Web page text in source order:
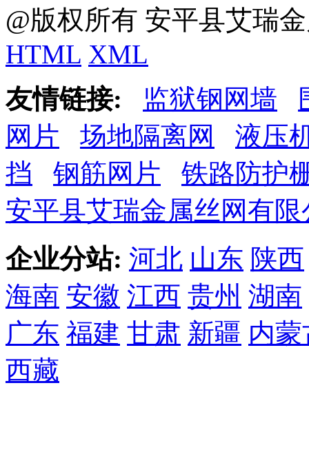
@版权所有 安平县艾瑞
HTML XML
友情链接:
监狱钢网墙
网片
场地隔离网
液压
挡
钢筋网片
铁路防护
安平县艾瑞金属丝网有限
企业分站: 河北 山东 陕西
海南 安徽 江西 贵州 湖南
广东 福建 甘肃 新疆 内蒙
西藏